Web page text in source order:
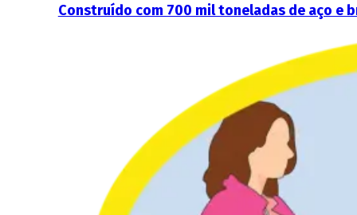
Construído com 700 mil toneladas de aço e